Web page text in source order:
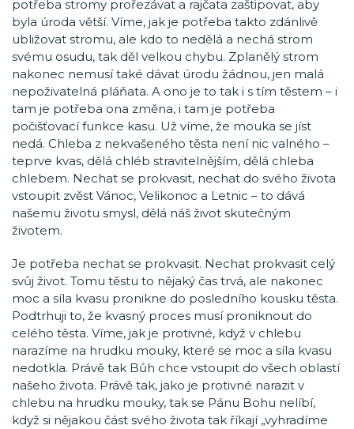
potřeba stromy prořezávat a rajčata zaštipovat, aby
byla úroda větší. Víme, jak je potřeba takto zdánlivě
ubližovat stromu, ale kdo to nedělá a nechá strom
svému osudu, tak děl velkou chybu. Zplanělý strom
nakonec nemusí také dávat úrodu žádnou, jen malá
nepoživatelná pláňata. A ono je to tak i s tím těstem – i
tam je potřeba ona změna, i tam je potřeba
počišťovací funkce kasu. Už víme, že mouka se jíst
nedá. Chleba z nekvašeného těsta není nic valného –
teprve kvas, dělá chléb stravitelnějším, dělá chleba
chlebem. Nechat se prokvasit, nechat do svého života
vstoupit zvěst Vánoc, Velikonoc a Letnic – to dává
našemu životu smysl, dělá náš život skutečným
životem.
Je potřeba nechat se prokvasit. Nechat prokvasit celý
svůj život. Tomu těstu to nějaký čas trvá, ale nakonec
moc a síla kvasu pronikne do posledního kousku těsta.
Podtrhuji to, že kvasný proces musí proniknout do
celého těsta. Víme, jak je protivné, když v chlebu
narazíme na hrudku mouky, které se moc a síla kvasu
nedotkla. Právě tak Bůh chce vstoupit do všech oblastí
našeho života. Právě tak, jako je protivné narazit v
chlebu na hrudku mouky, tak se Pánu Bohu nelíbí,
když si nějakou část svého života tak říkají „vyhradíme